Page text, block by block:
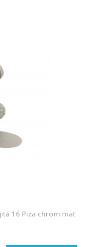
16 Piza chrom mat